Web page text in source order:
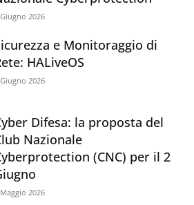
2026
e Monitoraggio di
HALiveOS
2026
Difesa: la proposta del
Nazionale
(CNC) per il 2
2026